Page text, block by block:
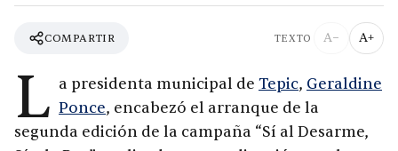
COMPARTIR TEXTO A− A+
L a presidenta municipal de Tepic, Geraldine
Ponce, encabezó el arranque de la
segunda edición de la campaña “Sí al Desarme,